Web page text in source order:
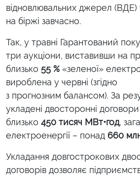
відновлювальних джерел (ВДЕ)
на біржі завчасно.
Так, у травні Гарантований
три аукціони, виставивши на
близько 55 % «зеленої»
вироблена у червні (згідно
з прогнозним балансом). За
укладені двосторонні
близько 450 тисяч МВт•год,
електроенергії – понад 660
Укладання довгострокових
договорів дозволяє